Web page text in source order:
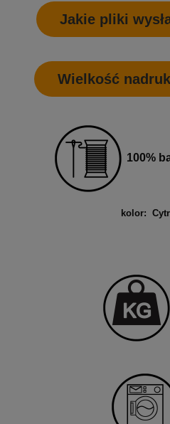
Jakie pliki
Wielkość
100%
kolor: